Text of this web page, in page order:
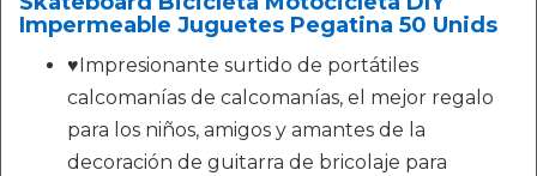
Impermeable Juguetes Pegatina 50 Unids
♥Impresionante surtido de portátiles
calcomanías de calcomanías, el mejor regalo
para los niños, amigos y amantes de la
decoración de guitarra de bricolaje para